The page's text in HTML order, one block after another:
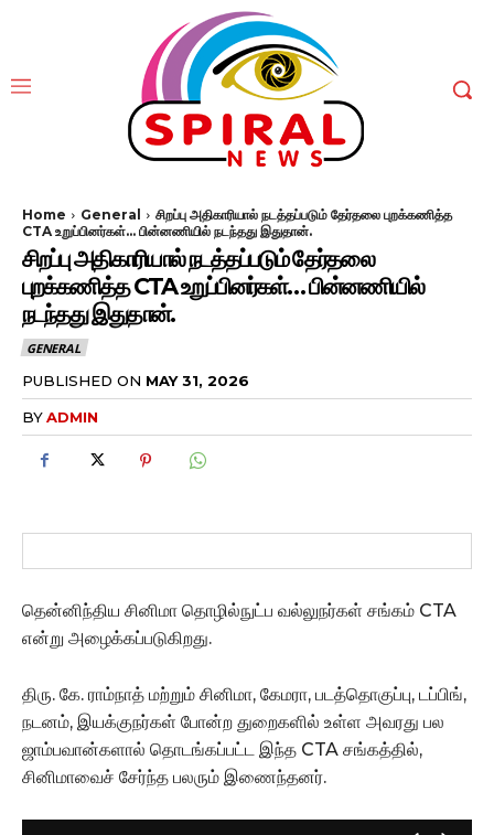
Home General
சிறப்பு அதிகாரியால் நடத்தப்படும் தேர்தலை புறக்கணித்த
CTA உறுப்பினர்கள்... பின்னணியில் நடந்தது இதுதான்.
சிறப்பு அதிகாரியால் நடத்தப்படும் தேர்தலை
புறக்கணித்த CTA உறுப்பினர்கள்… பின்னணியில்
நடந்தது இதுதான்.
GENERAL
PUBLISHED ON MAY 31, 2026
BYADMIN
தென்னிந்திய சினிமா தொழில்நுட்ப வல்லுநர்கள் சங்கம் CTA
என்று அழைக்கப்படுகிறது.
திரு. கே. ராம்நாத் மற்றும் சினிமா, கேமரா, படத்தொகுப்பு, டப்பிங்,
நடனம், இயக்குநர்கள் போன்ற துறைகளில் உள்ள அவரது பல
ஜாம்பவான்களால் தொடங்கப்பட்ட இந்த CTA சங்கத்தில்,
சினிமாவைச் சேர்ந்த பலரும் இணைந்தனர்.